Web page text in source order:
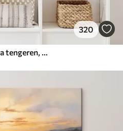
320
Absztrakció a vitorlásokkal a tengeren, akril stílusban, naplemente